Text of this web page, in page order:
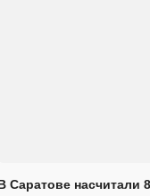
Саратове насчитали